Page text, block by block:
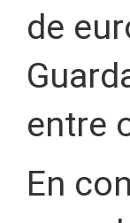
de
entre
En